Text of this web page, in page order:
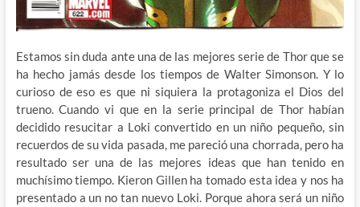
Estamos sin duda ante una de las mejores serie de Thor que se
ha hecho jamás desde los tiempos de Walter Simonson. Y lo
curioso de eso es que ni siquiera la protagoniza el Dios del
trueno. Cuando vi que en la serie principal de Thor habían
decidido resucitar a Loki convertido en un niño pequeño, sin
recuerdos de su vida pasada, me pareció una chorrada, pero ha
resultado ser una de las mejores ideas que han tenido en
muchísimo tiempo. Kieron Gillen ha tomado esta idea y nos ha
presentado a un no tan nuevo Loki. Porque ahora será un niño